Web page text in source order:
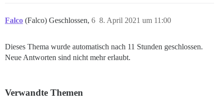
Falco (Falco) Geschlossen, 8. April 2021 um 11:00
6
Dieses Thema wurde automatisch nach 11 Stunden geschlossen.
Neue Antworten sind nicht mehr erlaubt.
Verwandte Themen